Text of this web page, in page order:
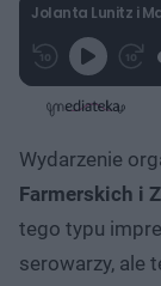
Jolanta Lunitz i
G
j
P
z
e
w
1
s
o
u
z
1
0
s
o
r
Wydarzenie
Farmerskich i
tego typu
serowarzy, ale